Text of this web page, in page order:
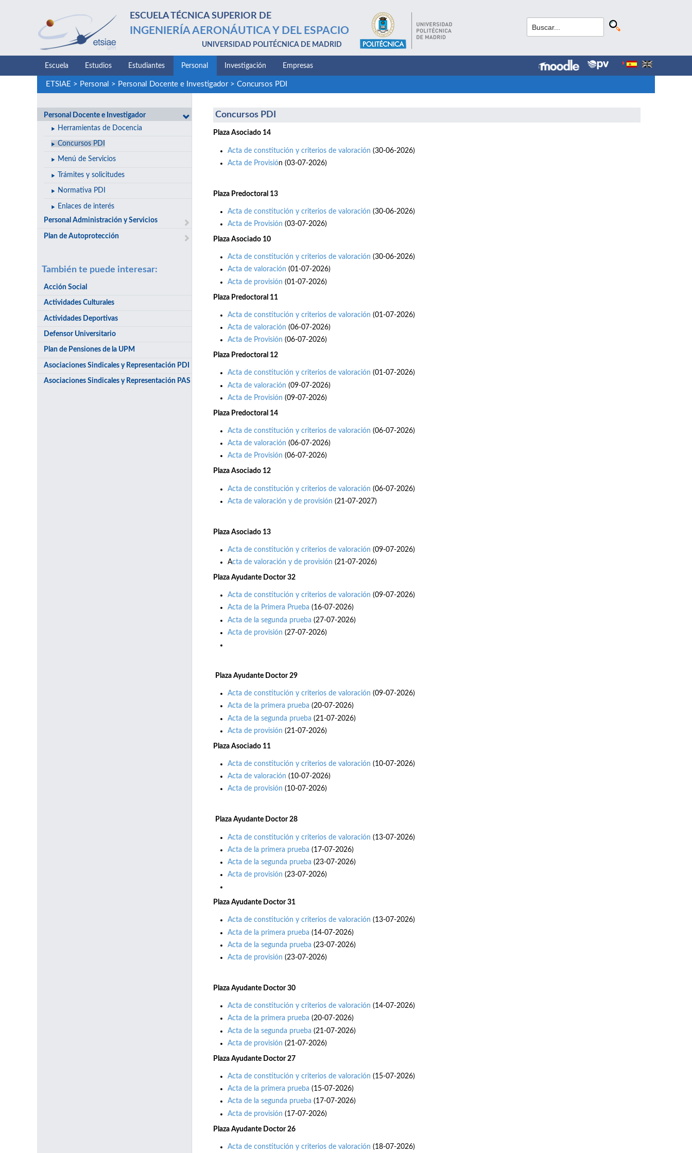
ESCUELA TÉCNICA SUPERIOR DE
INGENIERÍA AERONÁUTICA Y DEL ESPACIO
UNIVERSIDAD POLITÉCNICA DE MADRID
Escuela Estudios Estudiantes Personal Investigación Empresas
ETSIAE > Personal > Personal Docente e Investigador> Concursos PDI
Personal Docente e Investigador
Herramientas de Docencia
Concursos PDI
Menú de Servicios
Trámites y solicitudes
Normativa PDI
Enlaces de interés
Personal Administración y Servicios
Plan de Autoprotección
También te puede interesar:
Acción Social
Actividades Culturales
Actividades Deportivas
Defensor Universitario
Plan de Pensiones de la UPM
Asociaciones Sindicales y Representación PDI
Asociaciones Sindicales y Representación PAS
Concursos PDI
Plaza Asociado 14
Acta de constitución y criterios de valoración (30-06-2026)
Acta de Provisión (03-07-2026)
Plaza Predoctoral 13
Acta de constitución y criterios de valoración (30-06-2026)
Acta de Provisión (03-07-2026)
Plaza Asociado 10
Acta de constitución y criterios de valoración (30-06-2026)
Acta de valoración (01-07-2026)
Acta de provisión (01-07-2026)
Plaza Predoctoral 11
Acta de constitución y criterios de valoración (01-07-2026)
Acta de valoración (06-07-2026)
Acta de Provisión (06-07-2026)
Plaza Predoctoral 12
Acta de constitución y criterios de valoración (01-07-2026)
Acta de valoración (09-07-2026)
Acta de Provisión (09-07-2026)
Plaza Predoctoral 14
Acta de constitución y criterios de valoración (06-07-2026)
Acta de valoración (06-07-2026)
Acta de Provisión (06-07-2026)
Plaza Asociado 12
Acta de constitución y criterios de valoración (06-07-2026)
Acta de valoración y de provisión (21-07-2027)
Plaza Asociado 13
Acta de constitución y criterios de valoración (09-07-2026)
Acta de valoración y de provisión (21-07-2026)
Plaza Ayudante Doctor 32
Acta de constitución y criterios de valoración (09-07-2026)
Acta de la Primera Prueba (16-07-2026)
Acta de la segunda prueba (27-07-2026)
Acta de provisión (27-07-2026)
Plaza Ayudante Doctor 29
Acta de constitución y criterios de valoración (09-07-2026)
Acta de la primera prueba (20-07-2026)
Acta de la segunda prueba (21-07-2026)
Acta de provisión (21-07-2026)
Plaza Asociado 11
Acta de constitución y criterios de valoración (10-07-2026)
Acta de valoración (10-07-2026)
Acta de provisión (10-07-2026)
Plaza Ayudante Doctor 28
Acta de constitución y criterios de valoración (13-07-2026)
Acta de la primera prueba (17-07-2026)
Acta de la segunda prueba (23-07-2026)
Acta de provisión (23-07-2026)
Plaza Ayudante Doctor 31
Acta de constitución y criterios de valoración (13-07-2026)
Acta de la primera prueba (14-07-2026)
Acta de la segunda prueba (23-07-2026)
Acta de provisión (23-07-2026)
Plaza Ayudante Doctor 30
Acta de constitución y criterios de valoración (14-07-2026)
Acta de la primera prueba (20-07-2026)
Acta de la segunda prueba (21-07-2026)
Acta de provisión (21-07-2026)
Plaza Ayudante Doctor 27
Acta de constitución y criterios de valoración (15-07-2026)
Acta de la primera prueba (15-07-2026)
Acta de la segunda prueba (17-07-2026)
Acta de provisión (17-07-2026)
Plaza Ayudante Doctor 26
Acta de constitución y criterios de valoración (18-07-2026)